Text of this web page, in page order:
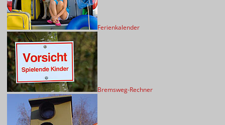
Ferienkalender
Bremsweg-Rechner